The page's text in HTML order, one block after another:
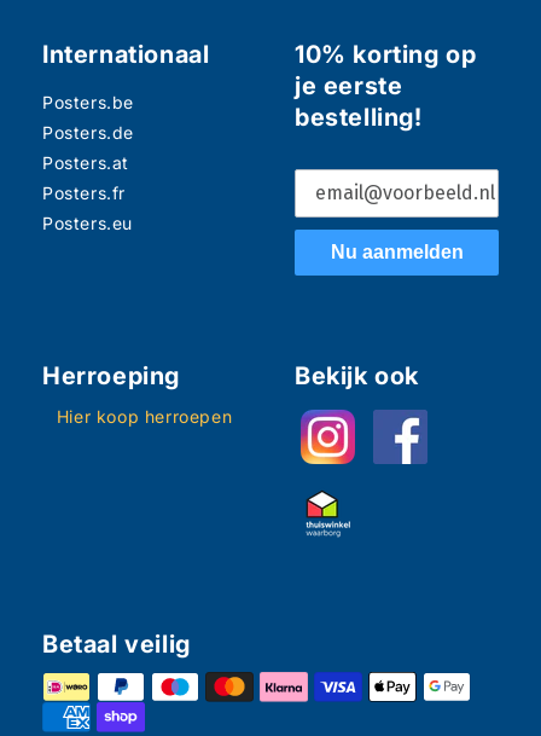
Internationaal
Posters.be
Posters.de
Posters.at
Posters.fr
Posters.eu
10% korting op
je eerste
bestelling!
Nu aanmelden
Herroeping
Hier koop herroepen
Bekijk ook
Betaal veilig